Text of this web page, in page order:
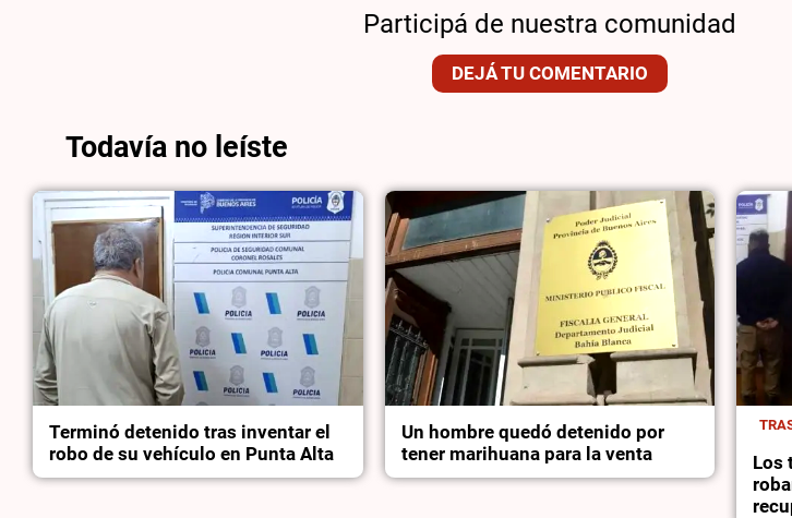
Participá de nuestra comunidad
DEJÁ TU COMENTARIO
Todavía no leíste
Terminó detenido tras inventar el
robo de su vehículo en Punta Alta
Un hombre quedó detenido por
tener marihuana para la venta
Los